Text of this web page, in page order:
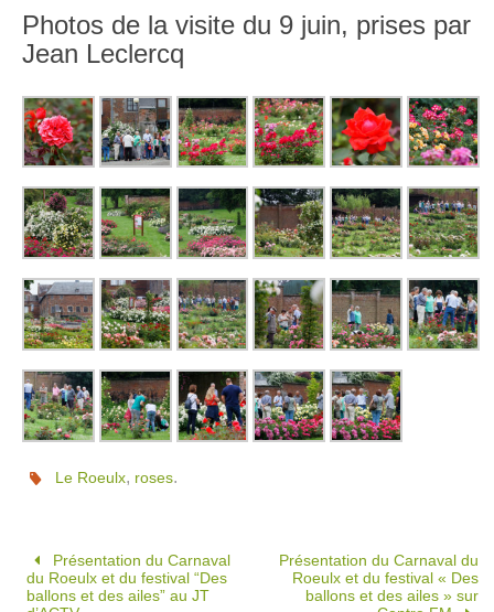
Photos de la visite du 9 juin, prises par
Jean Leclercq
Le Roeulx, roses.
Présentation du Carnaval
du Roeulx et du festival “Des
ballons et des ailes” au JT
Présentation du Carnaval du
Roeulx et du festival « Des
ballons et des ailes » sur